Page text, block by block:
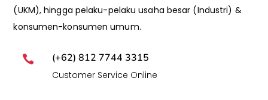
(UKM), hingga pelaku-pelaku usaha besar (Industri) &
konsumen-konsumen umum.
 (+62) 812 7744 3315
Customer Service Online